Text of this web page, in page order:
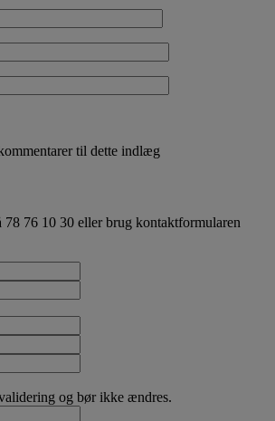
til dette indlæg
78 76 10 30 eller brug kontaktformularen
og bør ikke ændres.